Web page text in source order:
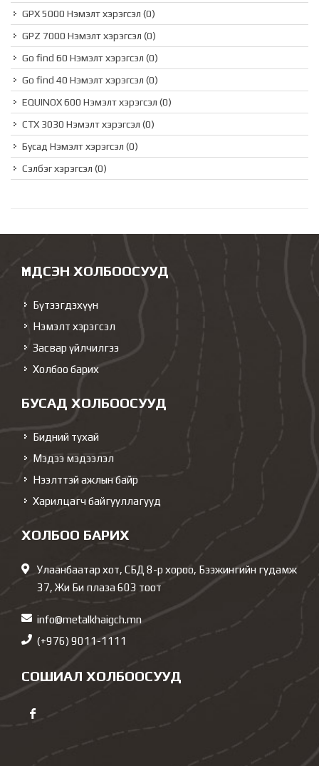
GPX 5000 Нэмэлт хэрэгсэл (0)
GPZ 7000 Нэмэлт хэрэгсэл (0)
Go find 60 Нэмэлт хэрэгсэл (0)
Go find 40 Нэмэлт хэрэгсэл (0)
EQUINOX 600 Нэмэлт хэрэгсэл (0)
CTX 3030 Нэмэлт хэрэгсэл (0)
Бусад Нэмэлт хэрэгсэл (0)
Сэлбэг хэрэгсэл (0)
ҮНДСЭН ХОЛБООСУУД
Бүтээгдэхүүн
Нэмэлт хэрэгсэл
Засвар үйлчилгээ
Холбоо барих
БУСАД ХОЛБООСУУД
Бидний тухай
Мэдээ мэдээлэл
Нээлттэй ажлын байр
Харилцагч байгууллагууд
ХОЛБОО БАРИХ
Улаанбаатар хот, СБД 8-р хороо, Бээжингийн гудамж
37, Жи Би плаза 603 тоот
info@metalkhaigch.mn
(+976) 9011-1111
СОШИАЛ ХОЛБООСУУД